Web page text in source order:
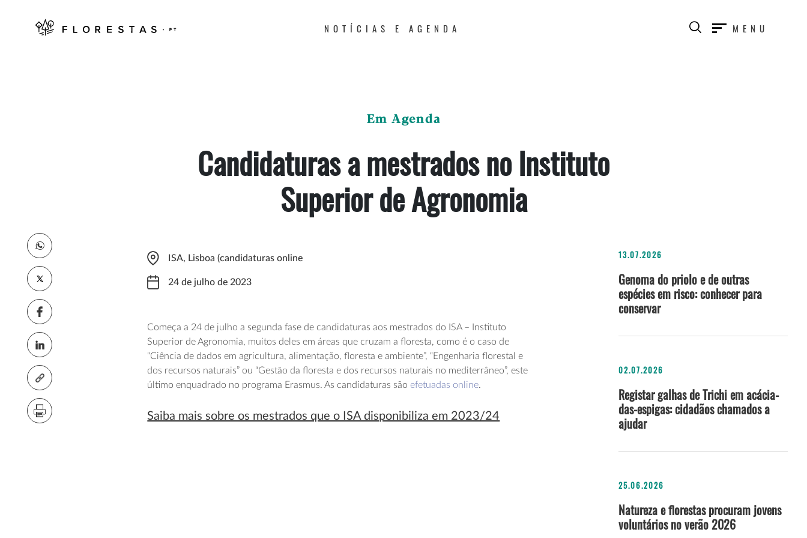
NOTÍCIAS E AGENDA MENU
Em Agenda
Candidaturas a mestrados no Instituto
Superior de Agronomia
ISA, Lisboa (candidaturas online
24 de julho de 2023
Começa a 24 de julho a segunda fase de candidaturas aos mestrados do ISA – Instituto
Superior de Agronomia, muitos deles em áreas que cruzam a floresta, como é o caso de
“Ciência de dados em agricultura, alimentação, floresta e ambiente”, “Engenharia florestal e
dos recursos naturais” ou “Gestão da floresta e dos recursos naturais no mediterrâneo”, este
último enquadrado no programa Erasmus. As candidaturas são efetuadas online.
Saiba mais sobre os mestrados que o ISA disponibiliza em 2023/24
13.07.2026
Genoma do priolo e de outras
espécies em risco: conhecer para
conservar
02.07.2026
Registar galhas de Trichi em acácia-
das-espigas: cidadãos chamados a
ajudar
25.06.2026
Natureza e florestas procuram jovens
voluntários no verão 2026